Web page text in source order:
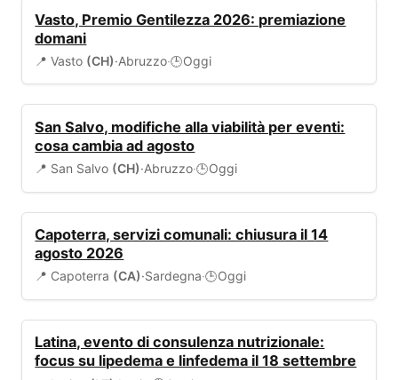
Vasto, Premio Gentilezza 2026: premiazione
domani
📍 Vasto (CH)·Abruzzo·🕒Oggi
San Salvo, modifiche alla viabilità per eventi:
cosa cambia ad agosto
📍 San Salvo (CH)·Abruzzo·🕒Oggi
Capoterra, servizi comunali: chiusura il 14
agosto 2026
📍 Capoterra (CA)·Sardegna·🕒Oggi
Latina, evento di consulenza nutrizionale:
focus su lipedema e linfedema il 18 settembre